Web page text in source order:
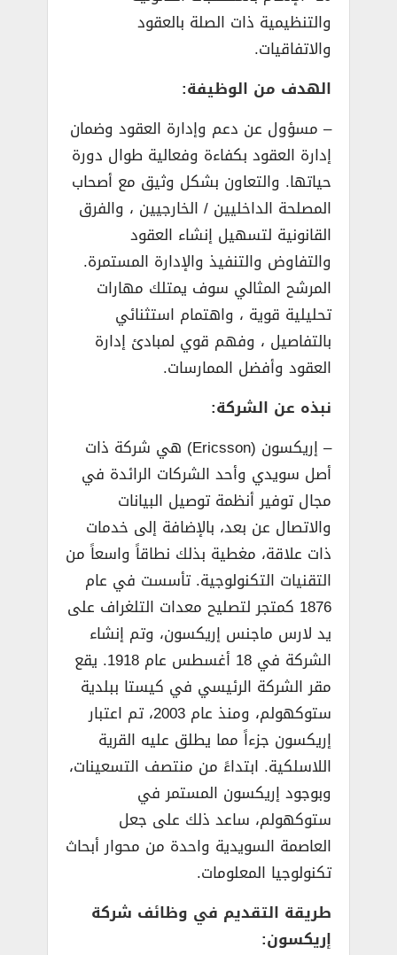
والتنظيمية ذات الصلة بالعقود
والاتفاقيات.
الهدف من الوظيفة:
– مسؤول عن دعم وإدارة العقود وضمان
إدارة العقود بكفاءة وفعالية طوال دورة
حياتها. والتعاون بشكل وثيق مع أصحاب
المصلحة الداخليين / الخارجيين ، والفرق
القانونية لتسهيل إنشاء العقود
والتفاوض والتنفيذ والإدارة المستمرة.
المرشح المثالي سوف يمتلك مهارات
تحليلية قوية ، واهتمام استثنائي
بالتفاصيل ، وفهم قوي لمبادئ إدارة
العقود وأفضل الممارسات.
نبذه عن الشركة:
– إريكسون (Ericsson)‏ هي شركة ذات
أصل سويدي وأحد الشركات الرائدة في
مجال توفير أنظمة توصيل البيانات
والاتصال عن بعد، بالإضافة إلى خدمات
ذات علاقة، مغطية بذلك نطاقاً واسعاً من
التقنيات التكنولوجية. تأسست في عام
1876 كمتجر لتصليح معدات التلغراف على
يد لارس ماجنس إريكسون، وتم إنشاء
الشركة في 18 أغسطس عام 1918. يقع
مقر الشركة الرئيسي في كيستا ببلدية
ستوكهولم، ومنذ عام 2003، تم اعتبار
إريكسون جزءاً مما يطلق عليه القرية
اللاسلكية. ابتداءً من منتصف التسعينات،
وبوجود إريكسون المستمر في
ستوكهولم، ساعد ذلك على جعل
العاصمة السويدية واحدة من محوار أبحاث
تكنولوجيا المعلومات.
طريقة التقديم في وظائف شركة
إريكسون: